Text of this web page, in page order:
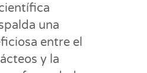
una
entre el
y la